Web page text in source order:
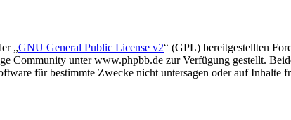
„GNU General Public License v2“ (GPL) bereitgestellten
Community unter www.phpbb.de zur Verfügung gestellt.
für bestimmte Zwecke nicht untersagen oder auf Inhalte